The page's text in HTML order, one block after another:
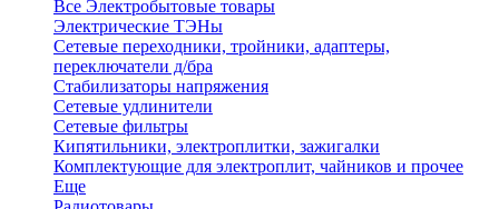
Все Электробытовые товары
Электрические ТЭНы
Сетевые переходники, тройники, адаптеры,
переключатели д/бра
Стабилизаторы напряжения
Сетевые удлинители
Сетевые фильтры
Кипятильники, электроплитки, зажигалки
Комплектующие для электроплит, чайников и прочее
Еще